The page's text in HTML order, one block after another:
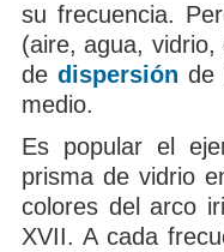
su frecuencia.
(aire, agua,
de dispersión de
medio.
Es popular el
prisma de vidrio
colores del arco
XVII. A cada